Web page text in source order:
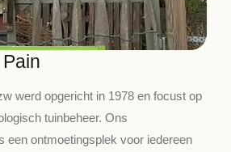
werd opgericht in 1978 en focust op
tuinbeheer. Ons
een ontmoetingsplek voor iedereen